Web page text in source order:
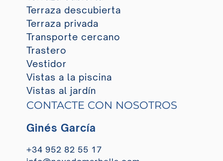
Terraza descubierta
Terraza privada
Transporte cercano
Trastero
Vestidor
Vistas a la piscina
Vistas al jardín
CONTACTE CON NOSOTROS
Ginés García
+34 952 82 55 17